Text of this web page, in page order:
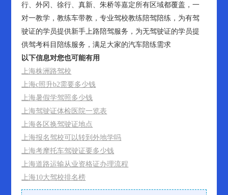
行、外冈、徐行、真新、朱桥等嘉定所有区域都覆盖，一
对一教学，教练车带教，专业驾校教练陪驾陪练，为有驾
驶证的学员提供新手上路陪驾服务，为无驾驶证的学员提
供驾考科目陪练服务，满足大家的汽车陪练需求
以下信息对您也可能有用
上海株洲路驾校
上海c照升b2需要多少钱
上海暑假学驾照多少钱
上海驾驶证体检医院一览表
上海各区换驾驶证地点
上海报名驾校可以转到外地学吗
上海考摩托车驾驶证要多少钱
上海道路运输从业资格证办理流程
上海10大驾校排名榜